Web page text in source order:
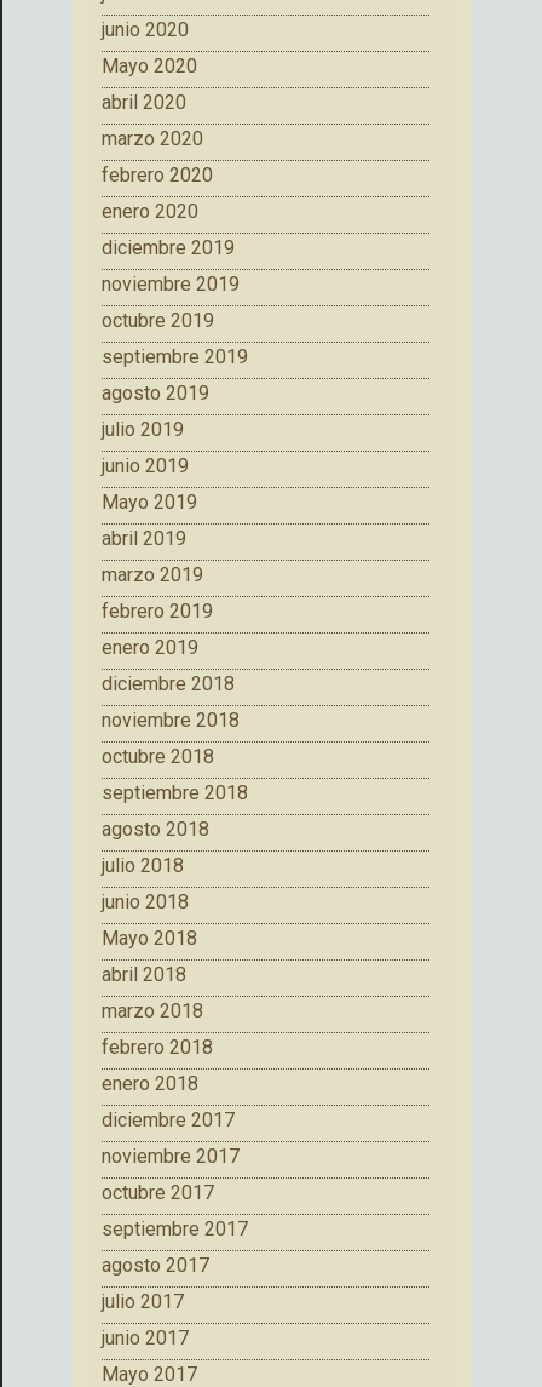
junio 2020
Mayo 2020
abril 2020
marzo 2020
febrero 2020
enero 2020
diciembre 2019
noviembre 2019
octubre 2019
septiembre 2019
agosto 2019
julio 2019
junio 2019
Mayo 2019
abril 2019
marzo 2019
febrero 2019
enero 2019
diciembre 2018
noviembre 2018
octubre 2018
septiembre 2018
agosto 2018
julio 2018
junio 2018
Mayo 2018
abril 2018
marzo 2018
febrero 2018
enero 2018
diciembre 2017
noviembre 2017
octubre 2017
septiembre 2017
agosto 2017
julio 2017
junio 2017
Mayo 2017